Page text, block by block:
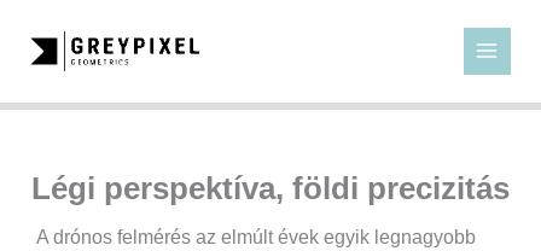
content
Légi perspektíva, földi precizitás
A drónos felmérés az elmúlt évek egyik legnagyobb